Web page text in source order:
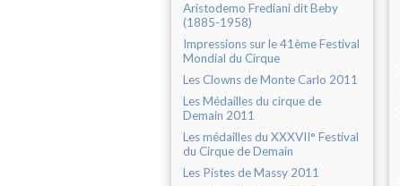
Aristodemo Frediani dit Beby
(1885-1958)
Impressions sur le 41ème Festival
Mondial du Cirque
Les Clowns de Monte Carlo 2011
Les Médailles du cirque de
Demain 2011
Les médailles du XXXVII° Festival
du Cirque de Demain
Les Pistes de Massy 2011